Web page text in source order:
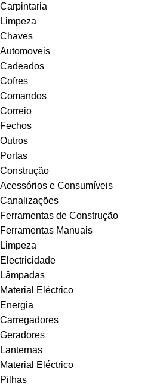
Carpintaria
Limpeza
Chaves
Automoveis
Cadeados
Cofres
Comandos
Correio
Fechos
Outros
Portas
Construção
Acessórios e Consumíveis
Canalizações
Ferramentas de Construção
Ferramentas Manuais
Limpeza
Electricidade
Lâmpadas
Material Eléctrico
Energia
Carregadores
Geradores
Lanternas
Material Eléctrico
Pilhas